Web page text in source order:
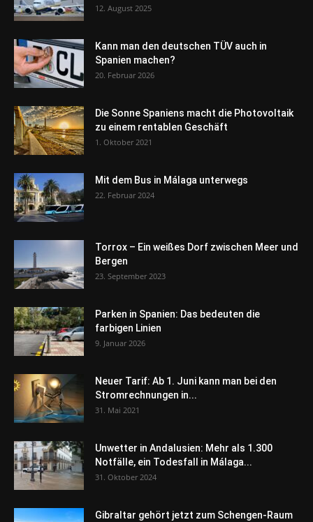
12. August 2025
Kann man den deutschen TÜV auch in
Spanien machen?
20. Februar 2026
Die Sonne Spaniens macht die Photovoltaik
zu einem rentablen Geschäft
1. Oktober 2021
Mit dem Bus in Málaga unterwegs
22. Februar 2024
Torrox – Ein weißes Dorf zwischen Meer und
Bergen
23. September 2023
Parken in Spanien: Das bedeuten die
farbigen Linien
9. Januar 2026
Neuer Tarif: Ab 1. Juni kann man bei den
Stromrechnungen in...
31. Mai 2021
Unwetter in Andalusien: Mehr als 1.300
Notfälle, ein Todesfall in Málaga...
31. Oktober 2024
Gibraltar gehört jetzt zum Schengen-Raum